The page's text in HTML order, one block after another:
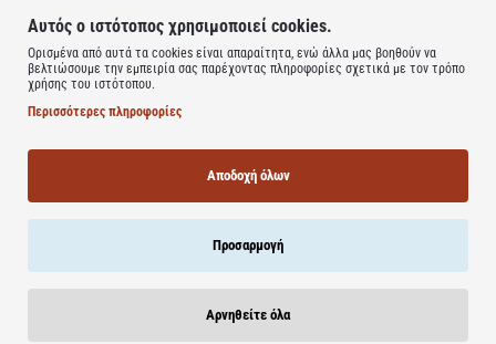
1 ή 2 κουταλάκια του γλυκού την ημέρα. Παιδιά κάτω των 12 ετών
ένα κουταλάκι του γλυκού την ημέρα. Μην υπερβαίνετε τη
συνιστώμενη ημερήσια δοσολογία χωρίς τη συμβουλή του
γιατρού σας. Τα συμπληρώματα διατροφής δεν υποκαθιστούν μια
ισορροπημένη διαίτα. Αν είστε ασθενής, έγκυος, θηλάζουσα ή υπό
Αυτός ο ιστότοπος χρησιμοποιεί cookies.
Ορισμένα από αυτά τα cookies είναι απαραίτητα, ενώ άλλα μας βοηθούν να
βελτιώσουμε την εμπειρία σας παρέχοντας πληροφορίες σχετικά με τον τρόπο
χρήσης του ιστότοπου.
Περισσότερες πληροφορίες
Αποδοχή όλων
Προσαρμογή
Αρνηθείτε όλα